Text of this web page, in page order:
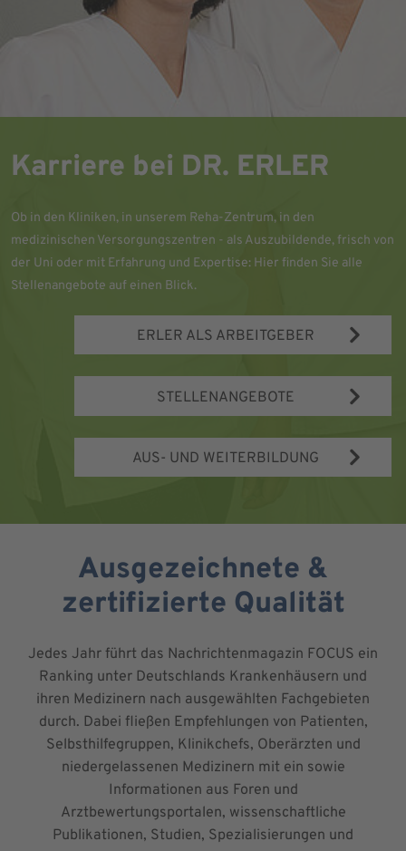
Karriere bei DR. ERLER
Ob in den Kliniken, in unserem Reha-Zentrum, in den
medizinischen Versorgungszentren - als Auszubildende, frisch von
der Uni oder mit Erfahrung und Expertise: Hier finden Sie alle
Stellenangebote auf einen Blick.
ERLER ALS ARBEITGEBER
STELLENANGEBOTE
AUS- UND WEITERBILDUNG
Ausgezeichnete &
zertifizierte Qualität
Jedes Jahr führt das Nachrichtenmagazin FOCUS ein
Ranking unter Deutschlands Krankenhäusern und
ihren Medizinern nach ausgewählten Fachgebieten
durch. Dabei fließen Empfehlungen von Patienten,
Selbsthilfegruppen, Klinikchefs, Oberärzten und
niedergelassenen Medizinern mit ein sowie
Informationen aus Foren und
Arztbewertungsportalen, wissenschaftliche
Publikationen, Studien, Spezialisierungen und